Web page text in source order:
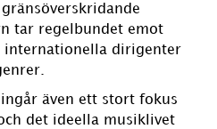
tar regelbundet emot
internationella dirigenter
även ett stort fokus
det ideella musiklivet